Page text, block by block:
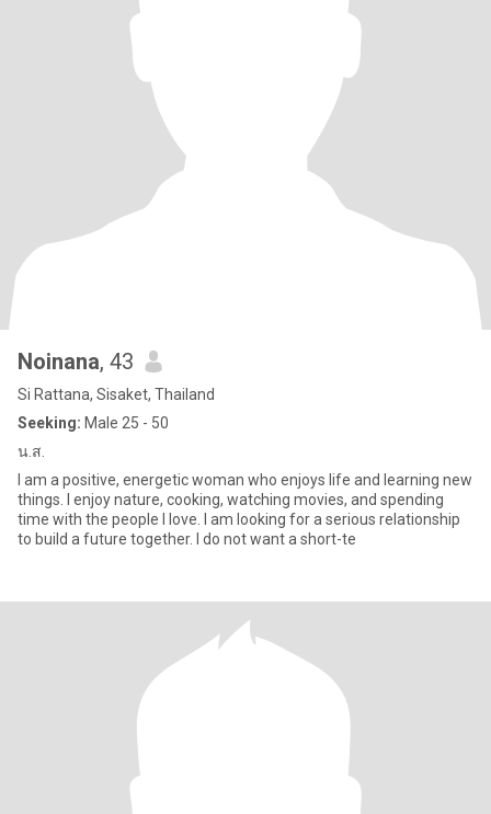
Noinana, 43
Si Rattana, Sisaket, Thailand
Seeking: Male 25 - 50
น.ส.
I am a positive, energetic woman who enjoys life and learning new
things. I enjoy nature, cooking, watching movies, and spending
time with the people I love. I am looking for a serious relationship
to build a future together. I do not want a short-te